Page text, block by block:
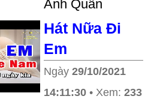
Anh Quân
Hát Nữa Đi
Em
Ngày 29/10/2021
14:11:30 • Xem: 233